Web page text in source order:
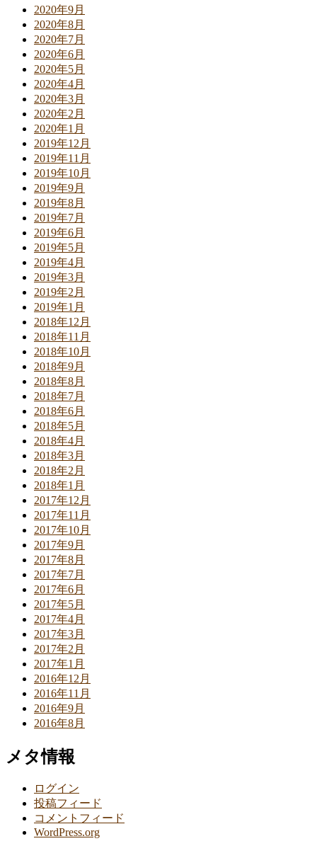
2020年9月
2020年8月
2020年7月
2020年6月
2020年5月
2020年4月
2020年3月
2020年2月
2020年1月
2019年12月
2019年11月
2019年10月
2019年9月
2019年8月
2019年7月
2019年6月
2019年5月
2019年4月
2019年3月
2019年2月
2019年1月
2018年12月
2018年11月
2018年10月
2018年9月
2018年8月
2018年7月
2018年6月
2018年5月
2018年4月
2018年3月
2018年2月
2018年1月
2017年12月
2017年11月
2017年10月
2017年9月
2017年8月
2017年7月
2017年6月
2017年5月
2017年4月
2017年3月
2017年2月
2017年1月
2016年12月
2016年11月
2016年9月
2016年8月
メタ情報
ログイン
投稿フィード
コメントフィード
WordPress.org